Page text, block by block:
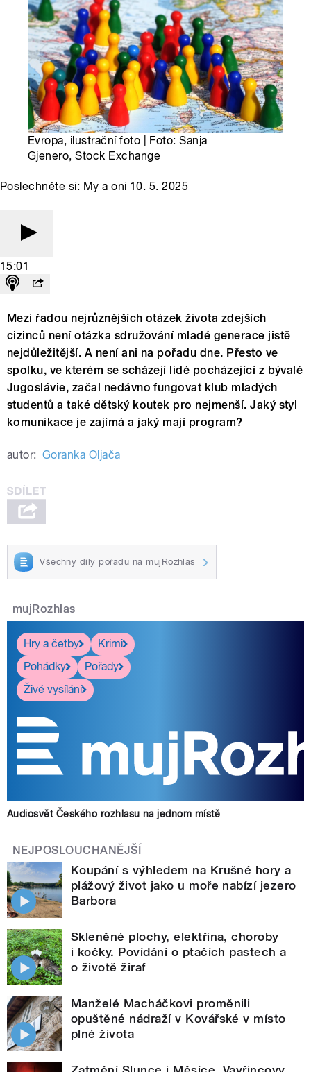
Evropa, ilustrační foto | Foto: Sanja
Gjenero, Stock Exchange
Poslechněte si: My a oni 10. 5. 2025
15:01
Mezi řadou nejrůznějších otázek života zdejších
cizinců není otázka sdružování mladé generace jistě
nejdůležitější. A není ani na pořadu dne. Přesto ve
spolku, ve kterém se scházejí lidé pocházející z bývalé
Jugoslávie, začal nedávno fungovat klub mladých
studentů a také dětský koutek pro nejmenší. Jaký styl
komunikace je zajímá a jaký mají program?
autor: Goranka Oljača
Všechny díly pořadu na mujRozhlas
mujRozhlas
Hry a četby
Krimi
Pohádky
Pořady
Živé vysílání
Audiosvět Českého rozhlasu na jednom místě
NEJPOSLOUCHANĚJŠÍ
Koupání s výhledem na Krušné hory a
plážový život jako u moře nabízí jezero
Barbora
Skleněné plochy, elektřina, choroby
i kočky. Povídání o ptačích pastech a
o životě žiraf
Manželé Macháčkovi proměnili
opuštěné nádraží v Kovářské v místo
plné života